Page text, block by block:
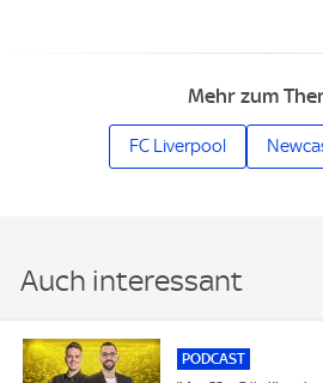
Mehr zum
FC Liverpool
Auch interessant
PODCAST